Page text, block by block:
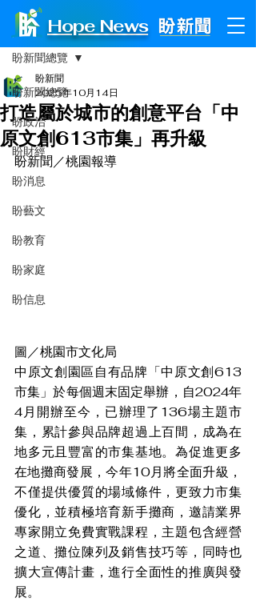
Hope News
文章
盼新聞總覽
盼政治
盼財經
盼消息
盼藝文
盼教育
盼家庭
盼信息
盼新聞總覽
打造屬於城市的創意平台「中
原文創613市集」再升級
盼新聞
2025年10月14日
盼新聞／桃園報導
圖／桃園市文化局
中原文創園區自有品牌「中原文創613
市集」於每個週末固定舉辦，自2024年
4月開辦至今，已辦理了136場主題市
集，累計參與品牌超過上百間，成為在
地多元且豐富的市集基地。為促進更多
在地攤商發展，今年10月將全面升級，
不僅提供優質的場域條件，更致力市集
優化，並積極培育新手攤商，邀請業界
專家開立免費實戰課程，主題包含經營
之道、攤位陳列及銷售技巧等，同時也
擴大宣傳計畫，進行全面性的推廣與發
展。